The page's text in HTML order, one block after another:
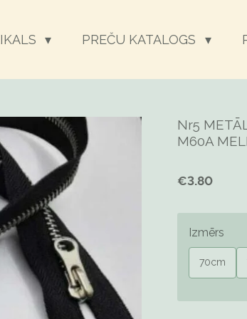
PREČU KATALOGS
Nr5
M60A
€3.80
Izmērs
70cm